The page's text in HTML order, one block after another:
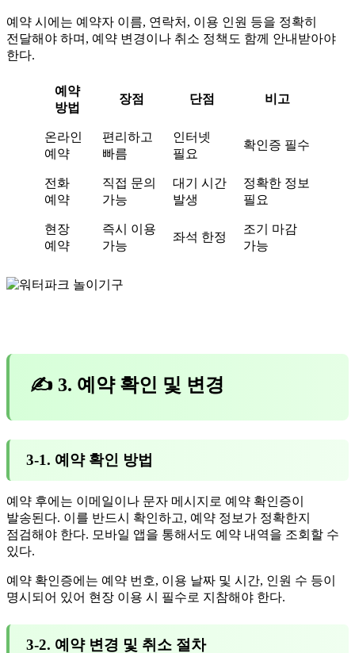
예약 시에는 예약자 이름, 연락처, 이용 인원 등을 정확히
전달해야 하며, 예약 변경이나 취소 정책도 함께 안내받아야
한다.
예약
방법
장점 단점 비고
온라인
예약
편리하고
빠름
인터넷
필요
확인증 필수
전화
예약
직접 문의
가능
대기 시간
발생
정확한 정보
필요
현장
예약
즉시 이용
가능
좌석 한정
조기 마감
가능
✍ 3. 예약 확인 및 변경
3-1. 예약 확인 방법
예약 후에는 이메일이나 문자 메시지로 예약 확인증이
발송된다. 이를 반드시 확인하고, 예약 정보가 정확한지
점검해야 한다. 모바일 앱을 통해서도 예약 내역을 조회할 수
있다.
예약 확인증에는 예약 번호, 이용 날짜 및 시간, 인원 수 등이
명시되어 있어 현장 이용 시 필수로 지참해야 한다.
3-2. 예약 변경 및 취소 절차